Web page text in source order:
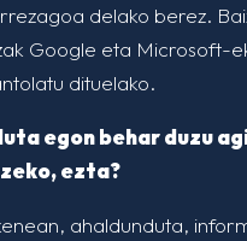
delako berez.
Google eta Microsoft-
dituelako.
egon behar duzu
ezta?
ahaldunduta,